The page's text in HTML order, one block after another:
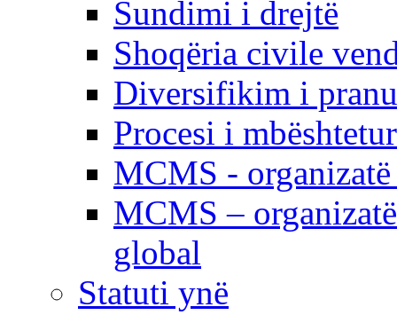
Sundimi i drejtë
Shoqëria civile
Diversifikim i
Procesi i
MCMS -
MCMS –
global
Statuti ynë